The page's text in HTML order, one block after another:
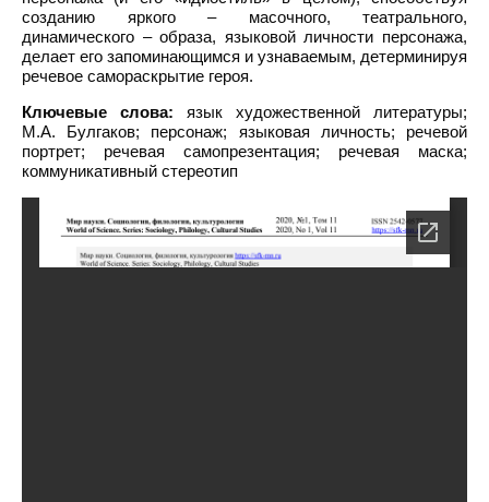
созданию яркого – масочного, театрального,
динамического – образа, языковой личности персонажа,
делает его запоминающимся и узнаваемым, детерминируя
речевое самораскрытие героя.
Ключевые слова: язык художественной литературы;
М.А. Булгаков; персонаж; языковая личность; речевой
портрет; речевая самопрезентация; речевая маска;
коммуникативный стереотип